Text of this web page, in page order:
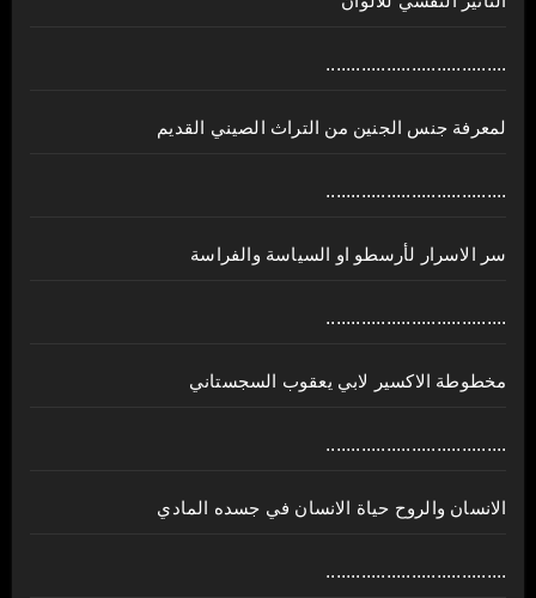
....................................
لمعرفة جنس الجنين من التراث الصيني القديم
....................................
سر الاسرار لأرسطو او السياسة والفراسة
....................................
مخطوطة الاكسير لابي يعقوب السجستاني
....................................
الانسان والروح حياة الانسان في جسده المادي
....................................